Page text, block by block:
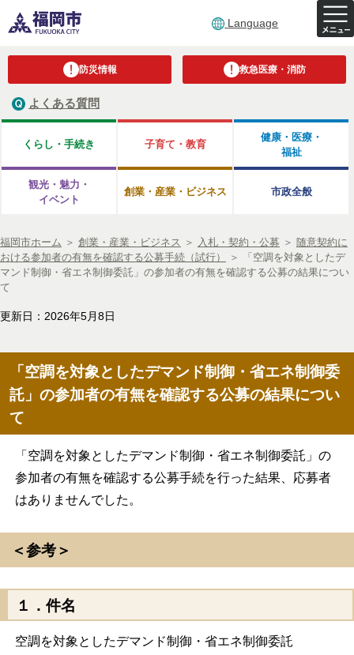
Language
防災情報 救急医療・消防
よくある質問
くらし・手続き 子育て・教育
健康・医療・
福祉
観光・魅力・
イベント
創業・産業・ビジネス 市政全般
福岡市ホーム ＞ 創業・産業・ビジネス ＞ 入札・契約・公募 ＞ 随意契約に
おける参加者の有無を確認する公募手続（試行）
＞
「空調を対象としたデ
マンド制御・省エネ制御委託」の参加者の有無を確認する公募の結果につい
て
更新日：2026年5月8日
「空調を対象としたデマンド制御・省エネ制御委
託」の参加者の有無を確認する公募の結果につい
て
「空調を対象としたデマンド制御・省エネ制御委託」の
参加者の有無を確認する公募手続を行った結果、応募者
はありませんでした。
＜参考＞
１．件名
空調を対象としたデマンド制御・省エネ制御委託